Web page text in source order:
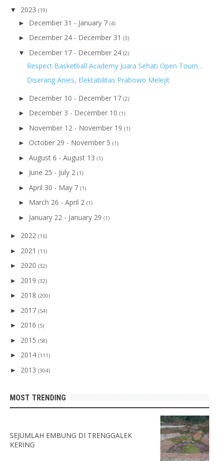
▼ 2023 (19)
► December 31 - January 7 (4)
► December 24 - December 31 (3)
▼ December 17 - December 24 (2)
Respect Basketball Academy Juara Sehati Open Tourn...
Diserang Anies, Elektabilitas Prabowo Melejit
► December 10 - December 17 (2)
► December 3 - December 10 (1)
► November 12 - November 19 (1)
► October 29 - November 5 (1)
► August 6 - August 13 (1)
► June 25 - July 2 (1)
► April 30 - May 7 (1)
► March 26 - April 2 (1)
► January 22 - January 29 (1)
► 2022 (16)
► 2021 (11)
► 2020 (32)
► 2019 (32)
► 2018 (200)
► 2017 (54)
► 2016 (5)
► 2015 (58)
► 2014 (111)
► 2013 (304)
MOST TRENDING
SEJUMLAH EMBUNG DI TRENGGALEK
KERING